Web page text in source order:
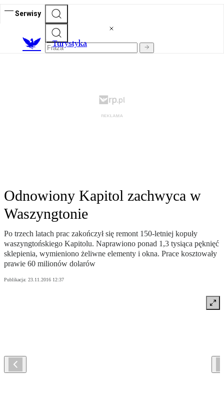
Serwisy
Turystyka
Odnowiony Kapitol zachwyca w
Waszyngtonie
Po trzech latach prac zakończył się remont 150-letniej kopuły
waszyngtońskiego Kapitolu. Naprawiono ponad 1,3 tysiąca pęknięć
sklepienia, wymieniono żeliwne elementy i okna. Prace kosztowały
prawie 60 milionów dolarów
Publikacja: 23.11.2016 12:37